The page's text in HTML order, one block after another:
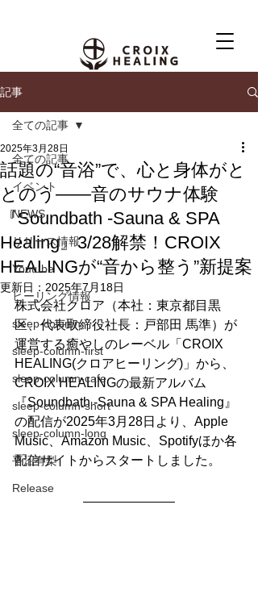
記事
全ての記事
イベント
NEWS
リリース情報
Youtube
ヒーリング情報
sleep-column
sleep-column-first
sleep-column-cafe
sleep-column-short
sleep-column-long
平沼有梨
Release
全ての記事
話題の“音浴”で、心と身体がと
とのう——音のサウナ体験
『Soundbath -Sauna & SPA
Healing』3/28解禁！CROIX
HEALINGが“音から整う”新提案
2025年3月28日
更新日： 2025年7月18日
株式会社クロア（本社：東京都目黒
区、代表取締役社⻑：戸部田 馬準）が
運営する癒やしのレーベル「CROIX
HEALING(クロアヒーリング)」から、
CROIX HEALINGの最新アルバム
『Soundbath -Sauna & SPA Healing』
の配信が2025年3月28日より、Apple
Music、Amazon Music、Spotifyほか各
配信サイトからスタートしました。